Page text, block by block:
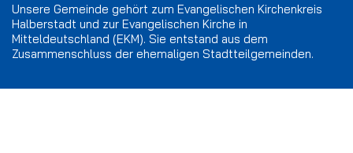
Unsere Gemeinde gehört zum Evangelischen Kirchenkreis
Halberstadt und zur Evangelischen Kirche in
Mitteldeutschland (EKM). Sie entstand aus dem
Zusammenschluss der ehemaligen Stadtteilgemeinden.